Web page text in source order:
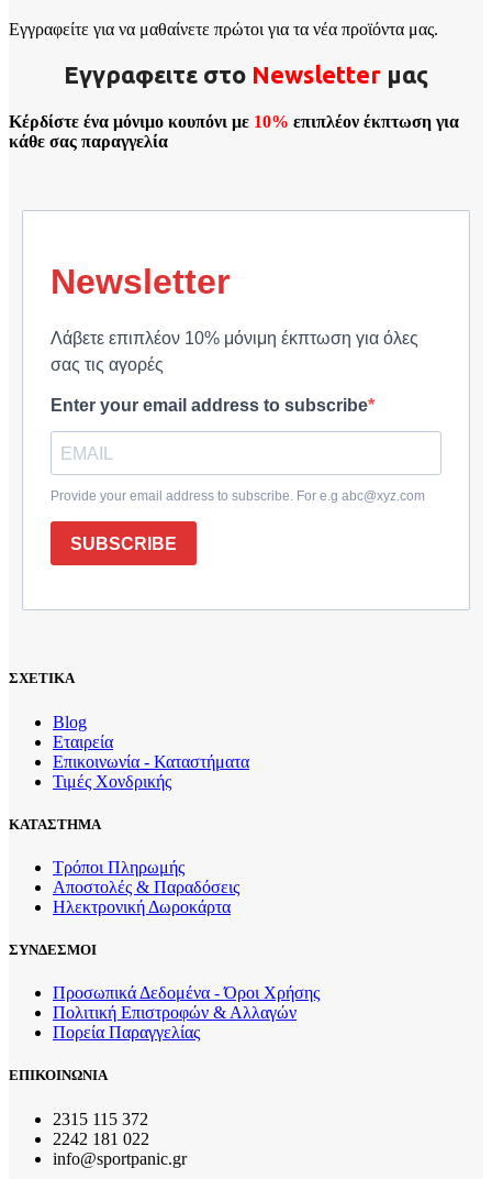
Εγγραφείτε για να μαθαίνετε πρώτοι για τα νέα προϊόντα μας.
Εγγραφειτε στο Νewsletter μας
Κέρδίστε ένα μόνιμο κουπόνι με 10% επιπλέον έκπτωση για
κάθε σας παραγγελία
Newsletter
Λάβετε επιπλέον 10% μόνιμη έκπτωση για όλες
σας τις αγορές
Enter your email address to subscribe
Provide your email address to subscribe. For e.g abc@xyz.com
SUBSCRIBE
ΣΧΕΤΙΚΑ
Blog
Εταιρεία
Επικοινωνία - Καταστήματα
Τιμές Χονδρικής
ΚΑΤΑΣΤΗΜΑ
Τρόποι Πληρωμής
Αποστολές & Παραδόσεις
Ηλεκτρονική Δωροκάρτα
ΣΥΝΔΕΣΜΟΙ
Προσωπικά Δεδομένα - Όροι Χρήσης
Πολιτική Επιστροφών & Αλλαγών
Πορεία Παραγγελίας
ΕΠΙΚΟΙΝΩΝΙΑ
2315 115 372
2242 181 022
info@sportpanic.gr